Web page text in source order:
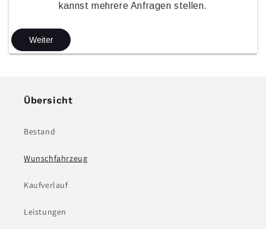
kannst mehrere Anfragen stellen.
Weiter
Übersicht
Bestand
Wunschfahrzeug
Kaufverlauf
Leistungen